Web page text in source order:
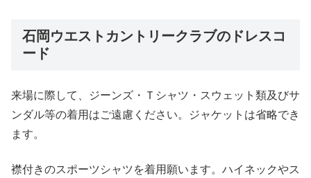
石岡ウエストカントリークラブのドレスコ
ード
来場に際して、ジーンズ・Ｔシャツ・スウェット類及びサ
ンダル等の着用はご遠慮ください。ジャケットは省略でき
ます。
襟付きのスポーツシャツを着用願います。ハイネックやス